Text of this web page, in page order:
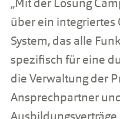
über ein integriertes
System, das alle
spezifisch für eine
die Verwaltung der
Ansprechpartner